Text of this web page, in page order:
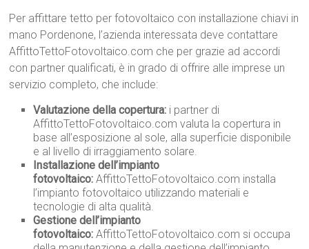
Per affittare tetto per fotovoltaico con installazione chiavi in
mano Pordenone, l’azienda interessata deve contattare
AffittoTettoFotovoltaico.com che per grazie ad accordi
con partner qualificati, è in grado di offrire alle imprese un
servizio completo, che include:
Valutazione della copertura: i partner di
AffittoTettoFotovoltaico.com valuta la copertura in
base all’esposizione al sole, alla superficie disponibile
e al livello di irraggiamento solare.
Installazione dell’impianto
fotovoltaico: AffittoTettoFotovoltaico.com installa
l’impianto fotovoltaico utilizzando materiali e
tecnologie di alta qualità.
Gestione dell’impianto
fotovoltaico: AffittoTettoFotovoltaico.com si occupa